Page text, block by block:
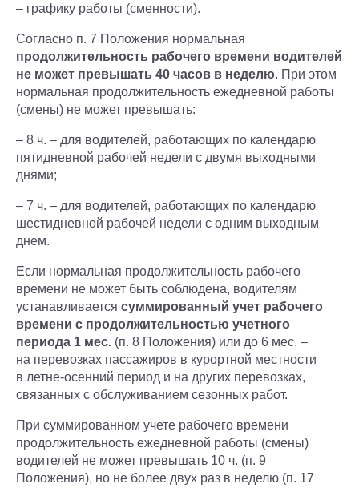
– графику работы (сменности).
Согласно п. 7 Положения нормальная
продолжительность рабочего времени водителей
не может превышать 40 часов в неделю. При этом
нормальная продолжительность ежедневной работы
(смены) не может превышать:
– 8 ч. – для водителей, работающих по календарю
пятидневной рабочей недели с двумя выходными
днями;
– 7 ч. – для водителей, работающих по календарю
шестидневной рабочей недели с одним выходным
днем.
Если нормальная продолжительность рабочего
времени не может быть соблюдена, водителям
устанавливается суммированный учет рабочего
времени с продолжительностью учетного
периода 1 мес. (п. 8 Положения) или до 6 мес. –
на перевозках пассажиров в курортной местности
в летне-осенний период и на других перевозках,
связанных с обслуживанием сезонных работ.
При суммированном учете рабочего времени
продолжительность ежедневной работы (смены)
водителей не может превышать 10 ч. (п. 9
Положения), но не более двух раз в неделю (п. 17